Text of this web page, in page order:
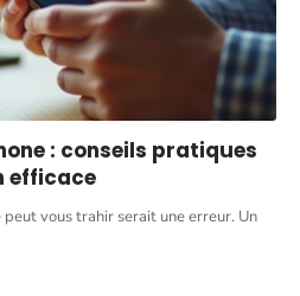
: conseils pratiques
efficace
vous trahir serait une erreur. Un